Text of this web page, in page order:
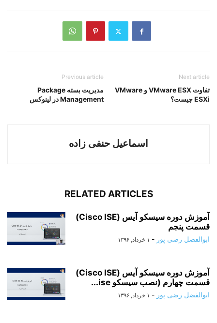
Previous article
مدیریت بسته Package
Management در لینوکس
Next article
تفاوت VMware ESX و VMware
ESXi چیست؟
اسماعیل حنفی زاده
RELATED ARTICLES
آموزش دوره سیسکو آیس (Cisco ISE)
قسمت پنجم
ابوالفضل رضی پور - ۱ خرداد, ۱۳۹۶
آموزش دوره سیسکو آیس (Cisco ISE)
قسمت چهارم (نصب سیسکو ise...
ابوالفضل رضی پور - ۱ خرداد, ۱۳۹۶